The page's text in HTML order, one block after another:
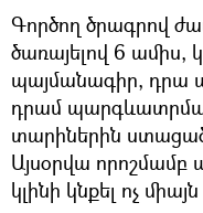
Գործող ծրագրով
ծառայելով 6 ամիս,
պայմանագիր, դրա
դրամ
տարիներին
Այսօրվա
կլինի կնքել ոչ